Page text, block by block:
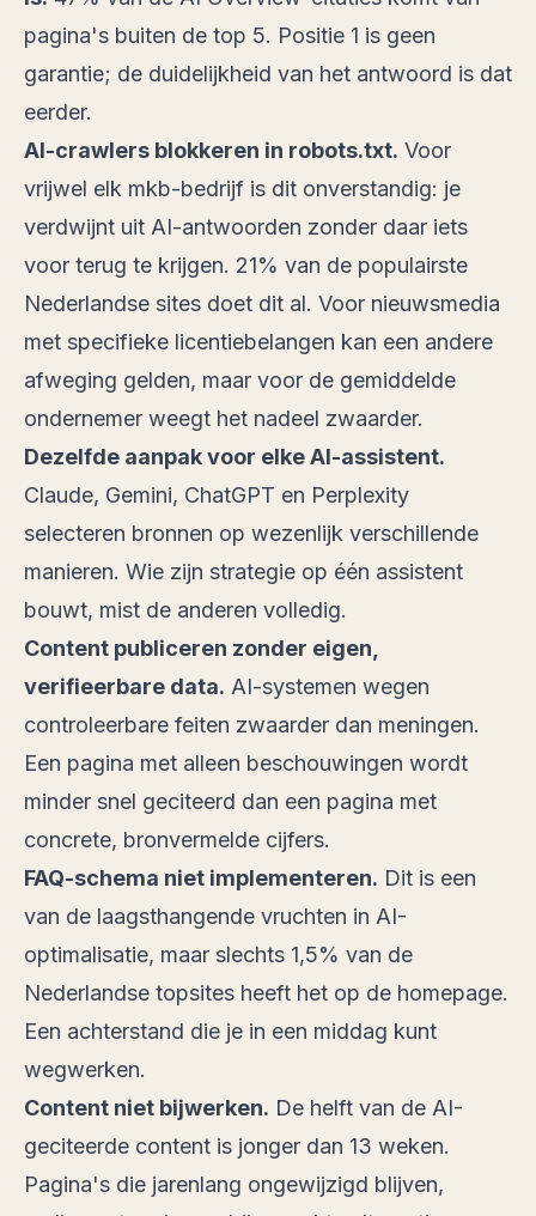
pagina's buiten de top 5. Positie 1 is geen
garantie; de duidelijkheid van het antwoord is dat
eerder.
AI-crawlers blokkeren in robots.txt. Voor
vrijwel elk mkb-bedrijf is dit onverstandig: je
verdwijnt uit AI-antwoorden zonder daar iets
voor terug te krijgen. 21% van de populairste
Nederlandse sites doet dit al. Voor nieuwsmedia
met specifieke licentiebelangen kan een andere
afweging gelden, maar voor de gemiddelde
ondernemer weegt het nadeel zwaarder.
Dezelfde aanpak voor elke AI-assistent.
Claude, Gemini, ChatGPT en Perplexity
selecteren bronnen op wezenlijk verschillende
manieren. Wie zijn strategie op één assistent
bouwt, mist de anderen volledig.
Content publiceren zonder eigen,
verifieerbare data. AI-systemen wegen
controleerbare feiten zwaarder dan meningen.
Een pagina met alleen beschouwingen wordt
minder snel geciteerd dan een pagina met
concrete, bronvermelde cijfers.
FAQ-schema niet implementeren. Dit is een
van de laagsthangende vruchten in AI-
optimalisatie, maar slechts 1,5% van de
Nederlandse topsites heeft het op de homepage.
Een achterstand die je in een middag kunt
wegwerken.
Content niet bijwerken. De helft van de AI-
geciteerde content is jonger dan 13 weken.
Pagina's die jarenlang ongewijzigd blijven,